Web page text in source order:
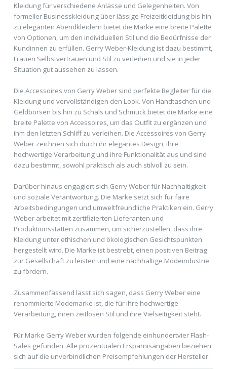
Kleidung für verschiedene Anlässe und Gelegenheiten. Von
formeller Businesskleidung über lässige Freizeitkleidung bis hin
zu eleganten Abendkleidern bietet die Marke eine breite Palette
von Optionen, um den individuellen Stil und die Bedürfnisse der
Kundinnen zu erfüllen. Gerry Weber-Kleidung ist dazu bestimmt,
Frauen Selbstvertrauen und Stil zu verleihen und sie in jeder
Situation gut aussehen zu lassen.
Die Accessoires von Gerry Weber sind perfekte Begleiter für die
Kleidung und vervollständigen den Look. Von Handtaschen und
Geldbörsen bis hin zu Schals und Schmuck bietet die Marke eine
breite Palette von Accessoires, um das Outfit zu ergänzen und
ihm den letzten Schliff zu verleihen. Die Accessoires von Gerry
Weber zeichnen sich durch ihr elegantes Design, ihre
hochwertige Verarbeitung und ihre Funktionalität aus und sind
dazu bestimmt, sowohl praktisch als auch stilvoll zu sein.
Darüber hinaus engagiert sich Gerry Weber für Nachhaltigkeit
und soziale Verantwortung. Die Marke setzt sich für faire
Arbeitsbedingungen und umweltfreundliche Praktiken ein. Gerry
Weber arbeitet mit zertifizierten Lieferanten und
Produktionsstätten zusammen, um sicherzustellen, dass ihre
Kleidung unter ethischen und ökologischen Gesichtspunkten
hergestellt wird. Die Marke ist bestrebt, einen positiven Beitrag
zur Gesellschaft zu leisten und eine nachhaltige Modeindustrie
zu fördern.
Zusammenfassend lässt sich sagen, dass Gerry Weber eine
renommierte Modemarke ist, die für ihre hochwertige
Verarbeitung, ihren zeitlosen Stil und ihre Vielseitigkeit steht.
Für Marke Gerry Weber wurden folgende einhundertvier Flash-
Sales gefunden. Alle prozentualen Ersparnisangaben beziehen
sich auf die unverbindlichen Preisempfehlungen der Hersteller.